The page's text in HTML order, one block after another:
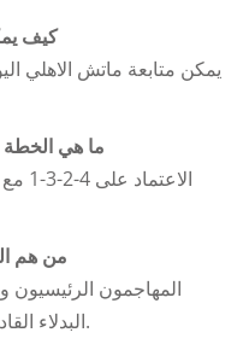
كيف
يمكن متابعة ماتش الاهلي
ما هي الخطة
من هم
المهاجمون الرئيسيون
البدلاء القادرين على التأثير في الشوط الثاني.